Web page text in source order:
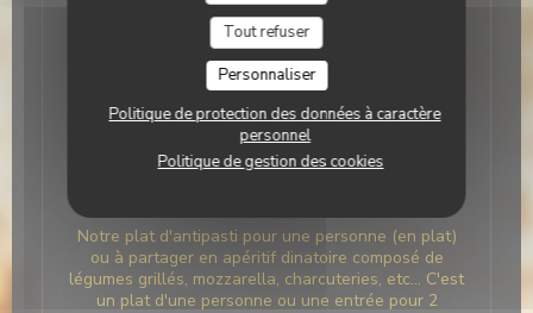
Tout refuser
Personnaliser
Politique de protection des données à caractère
personnel
Politique de gestion des cookies
Petites fritures de légumes en tempura, calamar &
gambas, accompagnées d’une sauce basilic
11,00 EUR
Notre plat d'antipasti pour une personne (en plat)
ou à partager en apéritif dinatoire composé de
légumes grillés, mozzarella, charcuteries, etc... C'est
un plat d'une personne ou une entrée pour 2